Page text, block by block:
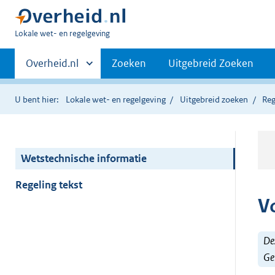
U
hier:
Lokale wet- en regelgeving
Primaire
navigatie
Andere
sites
binnen
Overheid.nl Zoeken Uitgebreid Zoeken
U bent hier: Lokale wet- en regelgeving Uitgebreid zoeken
Wetstechnische informatie
Regeling tekst